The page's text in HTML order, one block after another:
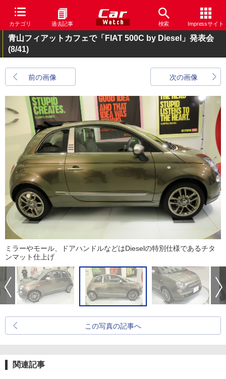
カテゴリ 過去記事 検索 Impressサイト
青山フィアットカフェで「FIAT 500C by Diesel」発表会
(8/41)
前の画像 次の画像
ミラーやモール、ドアハンドルなどはDieselの特別仕様であるチタ
ンマット仕上げ
この写真の記事へ
関連記事